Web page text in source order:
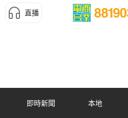
直播
即時新聞 本地